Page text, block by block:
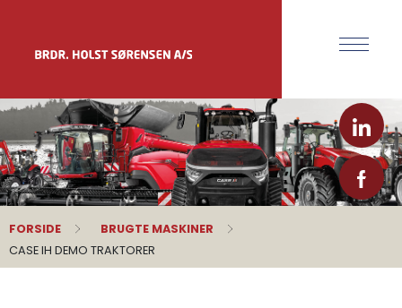
FORSIDE
BRUGTE MASKINER
CASE IH DEMO TRAKTORER